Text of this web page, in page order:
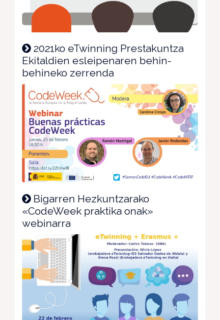
2021ko eTwinning Prestakuntza
Ekitaldien esleipenaren behin-
behineko zerrenda
Bigarren Hezkuntzarako
«CodeWeek praktika onak»
webinarra